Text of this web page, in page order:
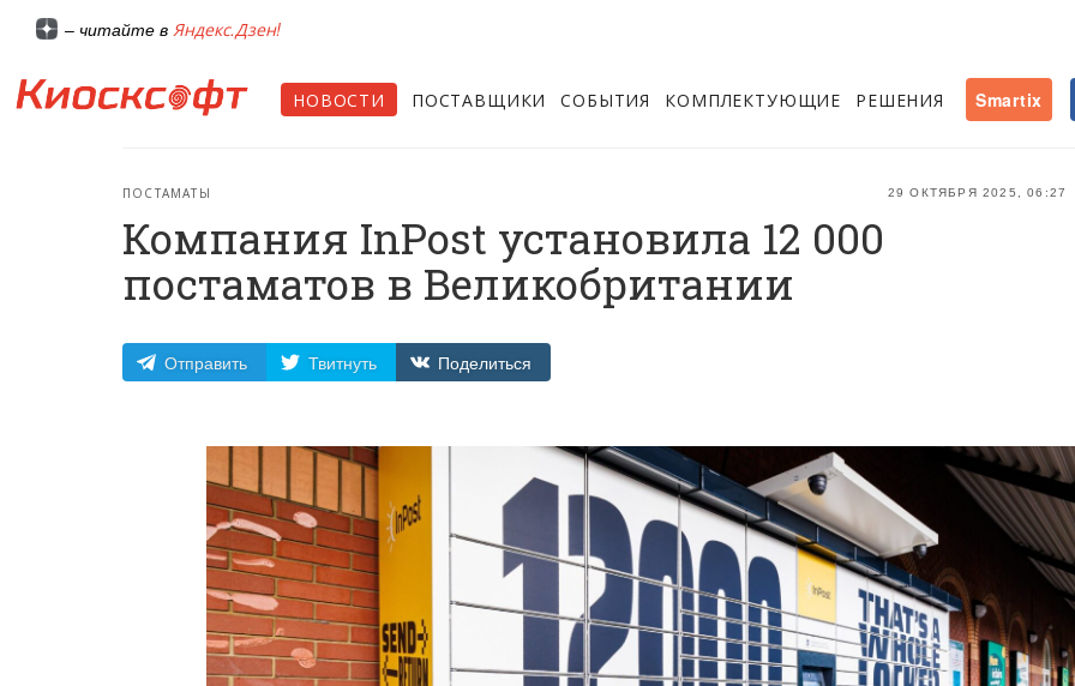
– читайте в Яндекс.Дзен!
НОВОСТИ ПОСТАВЩИКИ СОБЫТИЯ КОМПЛЕКТУЮЩИЕ РЕШЕНИЯ Smartix
29 ОКТЯБРЯ 2025, 06:27
ПОСТАМАТЫ
Компания InPost установила 12 000
постаматов в Великобритании
Отправить Твитнуть Поделиться